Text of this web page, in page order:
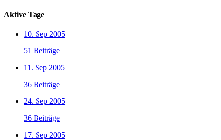
Aktive Tage
10. Sep 2005
51 Beiträge
11. Sep 2005
36 Beiträge
24. Sep 2005
36 Beiträge
17. Sep 2005